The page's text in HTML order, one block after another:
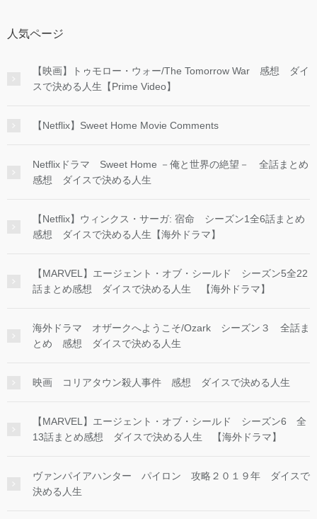
人気ページ
【映画】トゥモロー・ウォー/The Tomorrow War 感想 ダイ
スで決める人生【Prime Video】
【Netflix】Sweet Home Movie Comments
Netflixドラマ Sweet Home －俺と世界の絶望－ 全話まとめ
感想 ダイスで決める人生
【Netflix】ウィンクス・サーガ: 宿命 シーズン1全6話まとめ
感想 ダイスで決める人生【海外ドラマ】
【MARVEL】エージェント・オブ・シールド シーズン5全22
話まとめ感想 ダイスで決める人生 【海外ドラマ】
海外ドラマ オザークへようこそ/Ozark シーズン３ 全話ま
とめ 感想 ダイスで決める人生
映画 コリアタウン殺人事件 感想 ダイスで決める人生
【MARVEL】エージェント・オブ・シールド シーズン6 全
13話まとめ感想 ダイスで決める人生 【海外ドラマ】
ヴァンパイアハンター パイロン 攻略２０１９年 ダイスで
決める人生